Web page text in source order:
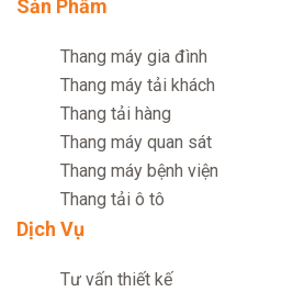
Sản Phẩm
Thang máy gia đình
Thang máy tải khách
Thang tải hàng
Thang máy quan sát
Thang máy bệnh viện
Thang tải ô tô
Dịch Vụ
Tư vấn thiết kế